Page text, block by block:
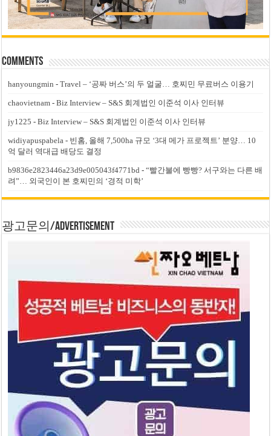
Comments
hanyoungmin -Travel – ‘공짜 버스’의 두 얼굴… 호찌민 무료버스 이용기
chaovietnam -Biz Interview – S&S 회계법인 이준석 이사 인터뷰
jy1225 -Biz Interview – S&S 회계법인 이준석 이사 인터뷰
widiyapuspabela - 빈홈, 올해 7,500ha 규모 ‘3대 메가 프로젝트’ 분양… 10
억 달러 역대급 배당도 결정
b9836e2823446a23d9e005043f4771bd -“빨간불에 빵빵? 서구와는 다른 배
려”… 외국인이 본 호찌민의 ‘경적 미학’
광고문의/Advertisement